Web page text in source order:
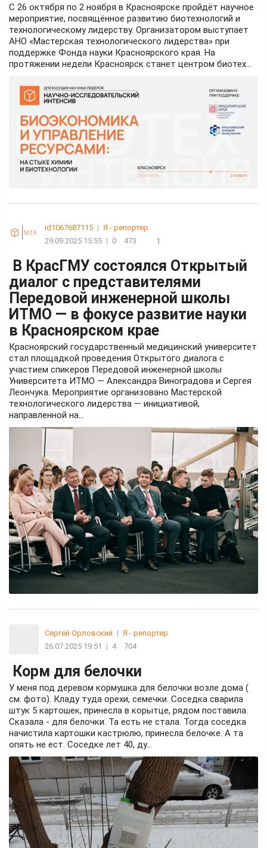
С 26 октября по 2 ноября в Красноярске пройдёт научное
мероприятие, посвящённое развитию биотехнологий и
технологическому лидерству. Организатором выступает
АНО «Мастерская технологического лидерства» при
поддержке Фонда науки Красноярского края. На
протяжении недели Красноярск станет центром биотех...
id1067687115 | Я - репортер
29.09.2025 15:55 | 0 473 1
В КрасГМУ состоялся Открытый
диалог с представителями
Передовой инженерной школы
ИТМО — в фокусе развитие науки
в Красноярском крае
Красноярский государственный медицинский университет
стал площадкой проведения Открытого диалога с
участием спикеров Передовой инженерной школы
Университета ИТМО — Александра Виноградова и Сергея
Леончука. Мероприятие организовано Мастерской
технологического лидерства — инициативой,
направленной на...
Сергей Орловский | Я - репортер
26.07.2025 19:51
| 4 704
Корм для белочки
У меня под деревом кормушка для белочки возле дома (
см. фото). Кладу туда орехи, семечки. Соседка сварила
штук 5 картошек, принесла в корытце, рядом поставила.
Сказала - для белочки. Та есть не стала. Тогда соседка
начистила картошки кастрюлю, принесла белочке. А та
опять не ест. Соседке лет 40, ду...